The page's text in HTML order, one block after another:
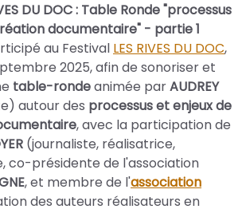
DU DOC : Table Ronde "processus
documentaire" - partie 1
au Festival LES RIVES DU DOC,
2025, afin de sonoriser et
table-rondeanimée parAUDREY
autour des processus et enjeux de
, avec la participation de
(journaliste, réalisatrice,
co-présidente de l'association
, et membre de l'association
des auteurs réalisateurs en